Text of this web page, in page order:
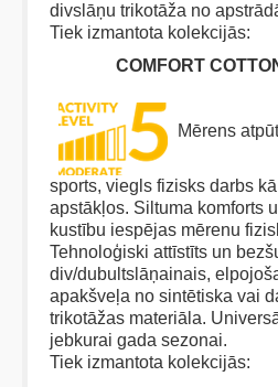
divslāņu trikotāža no
Tiek izmantota kolekcijās:
COMFORT
Mērens
sports, viegls fizisks darbs
apstākļos. Siltuma komforts
kustību iespējas mērenu
Tehnoloģiski attīstīts un
div/dubultslāņainais,
apakšveļa no sintētiska vai
trikotāžas materiāla.
jebkurai gada sezonai.
Tiek izmantota kolekcijās: